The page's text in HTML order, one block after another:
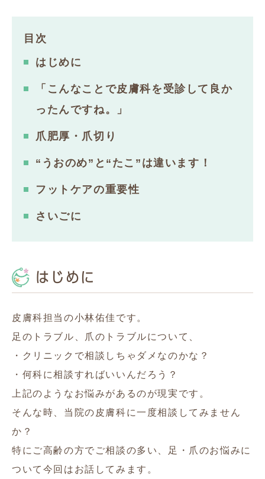
目次
はじめに
「こんなことで皮膚科を受診して良か
ったんですね。」
爪肥厚・爪切り
“うおのめ”と“たこ”は違います！
フットケアの重要性
さいごに
はじめに
皮膚科担当の小林佑佳です。
足のトラブル、爪のトラブルについて、
・クリニックで相談しちゃダメなのかな？
・何科に相談すればいいんだろう？
上記のようなお悩みがあるのが現実です。
そんな時、当院の皮膚科に一度相談してみません
か？
特にご高齢の方でご相談の多い、足・爪のお悩みに
ついて今回はお話してみます。